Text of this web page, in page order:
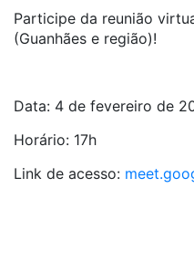
Participe da reunião
(Guanhães e região)!
Data: 4 de fevereiro de
Horário: 17h
Link de acesso: